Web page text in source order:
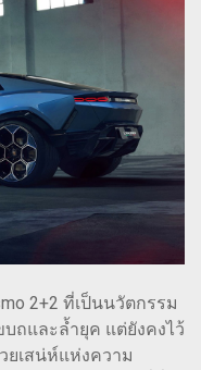
2+2 ที่เป็นนวัตกรรม
ถและล้ำยุค แต่ยังคงไว้
ยเสน่ห์แห่งความ